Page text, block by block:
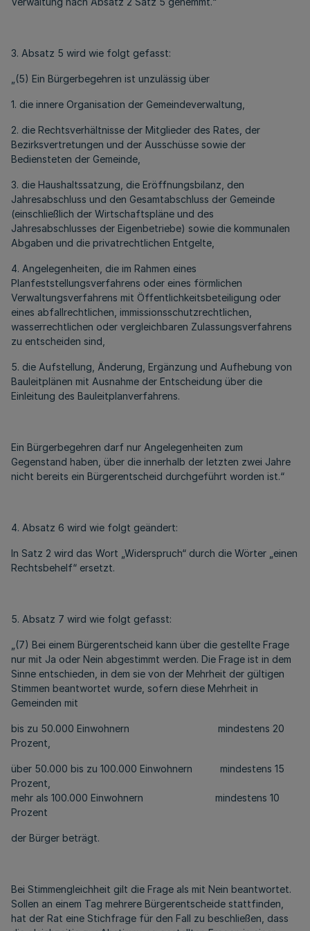
3. Absatz 5 wird wie folgt gefasst:
„(5) Ein Bürgerbegehren ist unzulässig über
1. die innere Organisation der Gemeindeverwaltung,
2. die Rechtsverhältnisse der Mitglieder des Rates, der
Bezirksvertretungen und der Ausschüsse sowie der
Bediensteten der Gemeinde,
3. die Haushaltssatzung, die Eröffnungsbilanz, den
Jahresabschluss und den Gesamtabschluss der Gemeinde
(einschließlich der Wirtschaftspläne und des
Jahresabschlusses der Eigenbetriebe) sowie die kommunalen
Abgaben und die privatrechtlichen Entgelte,
4. Angelegenheiten, die im Rahmen eines
Planfeststellungsverfahrens oder eines förmlichen
Verwaltungsverfahrens mit Öffentlichkeitsbeteiligung oder
eines abfallrechtlichen, immissionsschutzrechtlichen,
wasserrechtlichen oder vergleichbaren Zulassungsverfahrens
zu entscheiden sind,
5. die Aufstellung, Änderung, Ergänzung und Aufhebung von
Bauleitplänen mit Ausnahme der Entscheidung über die
Einleitung des Bauleitplanverfahrens.
Ein Bürgerbegehren darf nur Angelegenheiten zum
Gegenstand haben, über die innerhalb der letzten zwei Jahre
nicht bereits ein Bürgerentscheid durchgeführt worden ist.“
4. Absatz 6 wird wie folgt geändert:
In Satz 2 wird das Wort „Widerspruch“ durch die Wörter „einen
Rechtsbehelf“ ersetzt.
5. Absatz 7 wird wie folgt gefasst:
„(7) Bei einem Bürgerentscheid kann über die gestellte Frage
nur mit Ja oder Nein abgestimmt werden. Die Frage ist in dem
Sinne entschieden, in dem sie von der Mehrheit der gültigen
Stimmen beantwortet wurde, sofern diese Mehrheit in
Gemeinden mit
bis zu 50.000 Einwohnern mindestens 20
Prozent,
über 50.000 bis zu 100.000 Einwohnern mindestens 15
Prozent,
mehr als 100.000 Einwohnern mindestens 10
Prozent
der Bürger beträgt.
Bei Stimmengleichheit gilt die Frage als mit Nein beantwortet.
Sollen an einem Tag mehrere Bürgerentscheide stattfinden,
hat der Rat eine Stichfrage für den Fall zu beschließen, dass